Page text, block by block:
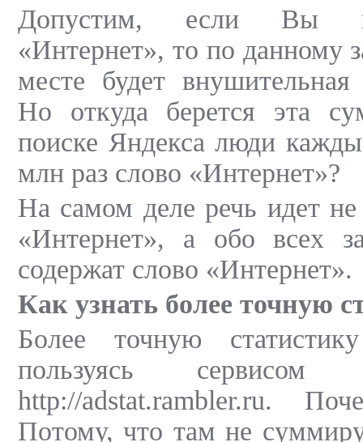
Допустим, если Вы
«Интернет», то по данному
месте будет
Но откуда берется эта
поиске Яндекса люди
млн раз слово «Интернет»?
На самом деле речь идет не
«Интернет», а обо всех
содержат слово «Интернет».
Как узнать более точную
Более точную
пользуясь
http://adstat.rambler.ru.
Потому, что там не